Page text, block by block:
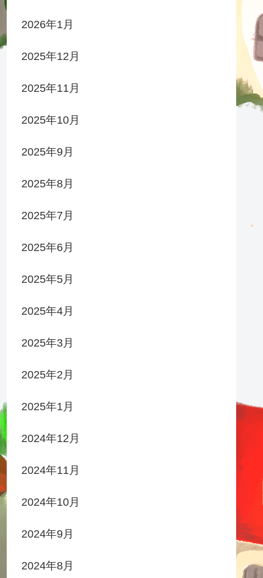
2026年1月
2025年12月
2025年11月
2025年10月
2025年9月
2025年8月
2025年7月
2025年6月
2025年5月
2025年4月
2025年3月
2025年2月
2025年1月
2024年12月
2024年11月
2024年10月
2024年9月
2024年8月